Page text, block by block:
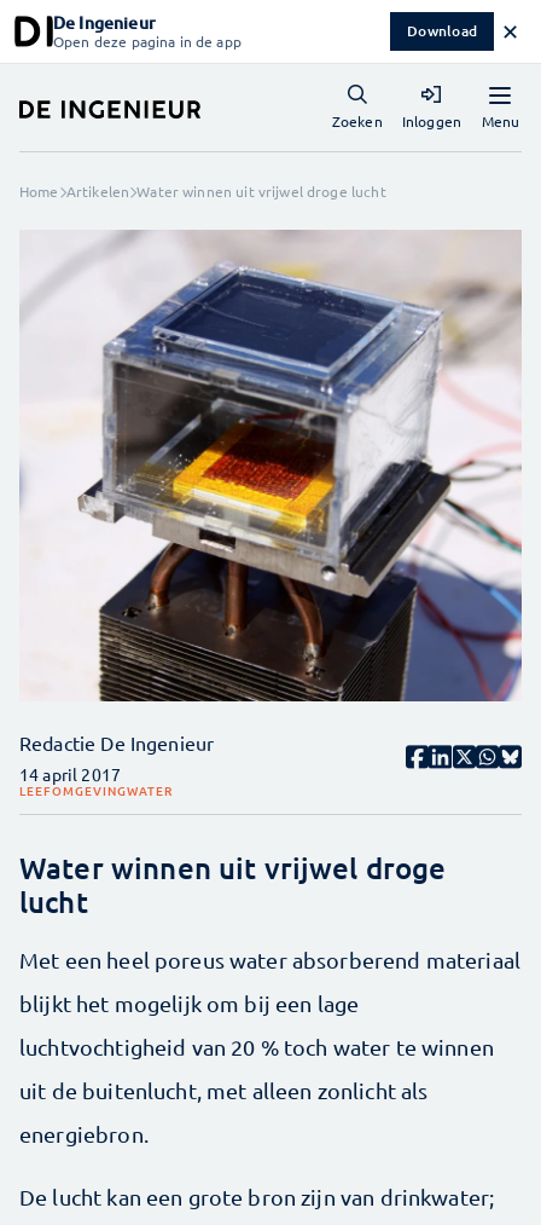
De Ingenieur
Open deze pagina in de app Download ✕
Menu
Zoeken Inloggen
Home Artikelen Water winnen uit vrijwel droge lucht
Redactie De Ingenieur
14 april 2017
LEEFOMGEVINGWATER
Water winnen uit vrijwel droge
lucht
Met een heel poreus water absorberend materiaal
blijkt het mogelijk om bij een lage
luchtvochtigheid van 20 % toch water te winnen
uit de buitenlucht, met alleen zonlicht als
energiebron.
De lucht kan een grote bron zijn van drinkwater;